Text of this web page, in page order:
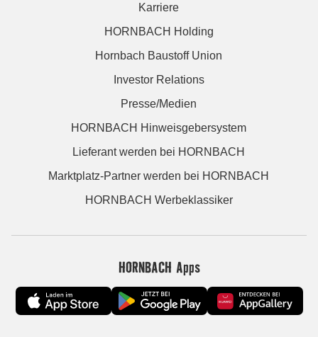
Karriere
HORNBACH Holding
Hornbach Baustoff Union
Investor Relations
Presse/Medien
HORNBACH Hinweisgebersystem
Lieferant werden bei HORNBACH
Marktplatz-Partner werden bei HORNBACH
HORNBACH Werbeklassiker
HORNBACH Apps